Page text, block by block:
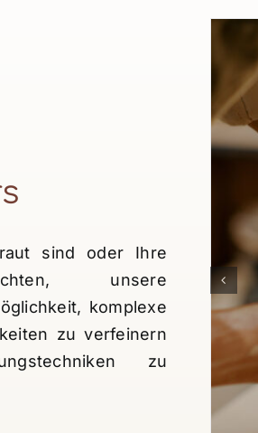
sind oder Ihre
unsere
komplexe
zu verfeinern
zu